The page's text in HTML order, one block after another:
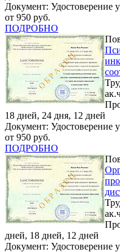
Документ: Удостоверение
от 950 руб.
ПОДРОБНО
18 дней, 24 дня, 12 дней
Документ: Удостоверение
от 950 руб.
ПОДРОБНО
дней, 18 дней, 12 дней
Документ: Удостоверение